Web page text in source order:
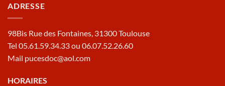
ADRESSE
98Bis Rue des Fontaines, 31300 Toulouse
Tel 05.61.59.34.33 ou 06.07.52.26.60
Mail pucesdoc@aol.com
HORAIRES